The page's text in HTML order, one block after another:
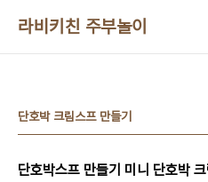
라비키친 주부놀이
단호박 크림스프 만들기